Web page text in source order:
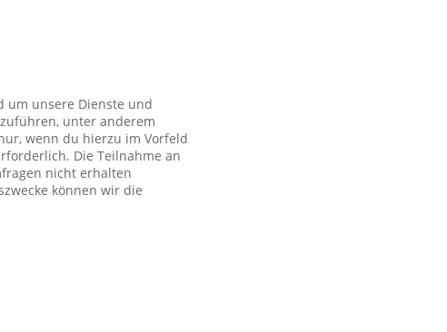
um unsere Dienste und
unter anderem
wenn du hierzu im Vorfeld
Die Teilnahme an
nicht erhalten
können wir die